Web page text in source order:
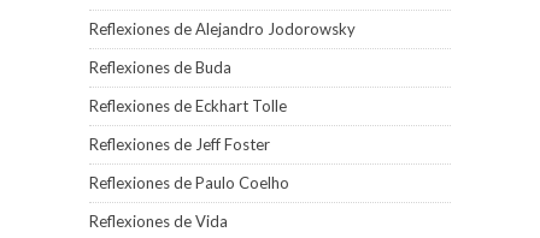
Reflexiones de Alejandro Jodorowsky
Reflexiones de Buda
Reflexiones de Eckhart Tolle
Reflexiones de Jeff Foster
Reflexiones de Paulo Coelho
Reflexiones de Vida